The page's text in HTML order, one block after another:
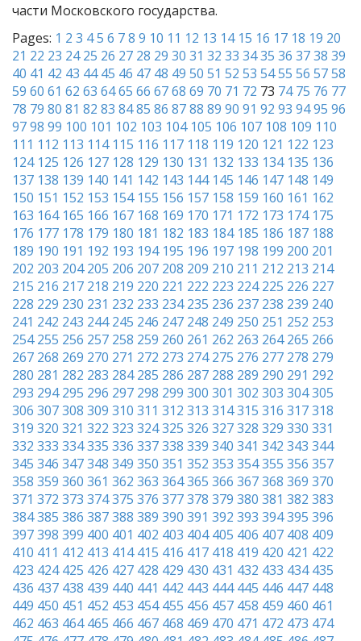
части Московского государства.
Pages: 1 2 3 45 6 78 9 10 11 12 13 14 15 16 17 18 19 20
21 22 23 24 25 26 27 28 29 30 31 32 33 3435 36 3738 39
40 41 42 43 44 45 46 47 48 49 50 51 52 53 5455 56 5758
59 60 61 62 63 6465 66 6768 69 70 71 72 73 74 75 76 77
78 79 80 81 82 83 8485 86 8788 89 90 91 92 93 9495 96
9798 99 100 101 102 103 104 105 106 107 108 109 110
111 112 113 114 115 116 117 118 119 120 121 122 123
124 125 126 127 128 129 130 131 132 133 134 135 136
137 138 139 140 141 142 143 144 145 146 147 148 149
150 151 152 153 154 155 156 157 158 159 160 161 162
163 164 165 166 167 168 169 170 171 172 173 174 175
176 177 178 179 180 181 182 183 184 185 186 187 188
189 190 191 192 193 194 195 196 197 198 199 200 201
202 203 204 205 206 207 208 209 210 211 212 213 214
215 216 217 218 219 220 221 222 223 224 225 226 227
228 229 230 231 232 233 234 235 236 237 238 239 240
241 242 243 244 245 246 247 248 249 250 251 252 253
254 255 256 257 258 259 260 261 262 263 264 265 266
267 268 269 270 271 272 273 274 275 276 277 278 279
280 281 282 283 284 285 286 287 288 289 290 291 292
293 294 295 296 297 298 299 300 301 302 303 304305
306 307308 309 310 311 312 313 314315 316 317318
319 320 321 322 323 324325 326 327328 329 330 331
332 333 334335 336 337338 339 340 341 342 343 344
345 346 347348 349 350 351 352 353 354355 356 357
358 359 360 361 362 363 364365 366 367368 369 370
371 372 373 374375 376 377378 379 380 381 382 383
384385 386 387388 389 390 391 392 393 394395 396
397398 399 400 401 402 403 404 405 406 407 408 409
410 411 412 413 414 415 416 417 418 419 420 421 422
423 424 425 426 427 428 429 430 431 432 433 434 435
436 437 438 439 440 441 442 443 444 445 446 447 448
449 450 451 452 453 454 455 456 457 458 459 460 461
462 463 464 465 466 467 468 469 470 471 472 473 474